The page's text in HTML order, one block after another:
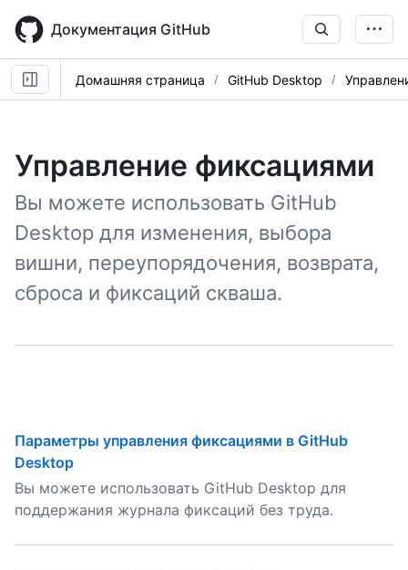
main
content
Документация GitHub
Домашняя страница GitHub Desktop
Управление фиксациями
Вы можете использовать GitHub
Desktop для изменения, выбора
вишни, переупорядочения, возврата,
сброса и фиксаций скваша.
Параметры управления фиксациями в GitHub
Desktop
Вы можете использовать GitHub Desktop для
поддержания журнала фиксаций без труда.